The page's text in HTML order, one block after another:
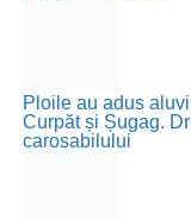
Ploile au adus
Curpăt și Șugag.
carosabilului